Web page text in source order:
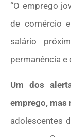
“O emprego
de comércio
salário
permanência e
Um dos
emprego, mas
adolescentes